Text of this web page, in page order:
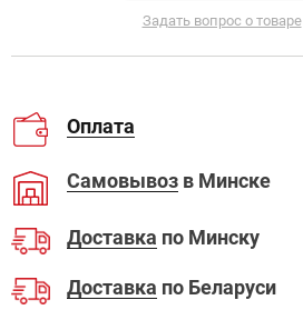
Задать вопрос о товаре
Оплата
Самовывоз в Минске
Доставка по Минску
Доставка по Беларуси